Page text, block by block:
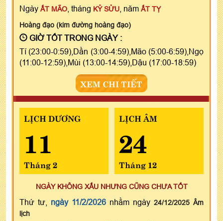
Ngày ẤT MÃO , tháng KỶ SỬU , năm ẤT TỴ
Hoàng đạo (kim đường hoàng đạo)
GIỜ TỐT TRONG NGÀY :
Tí (23:00-0:59),Dần (3:00-4:59),Mão (5:00-6:59),Ngọ
(11:00-12:59),Mùi (13:00-14:59),Dậu (17:00-18:59)
XEM CHI TIẾT
LỊCH DƯƠNG
11
Tháng 2
LỊCH ÂM
24
Tháng 12
NGÀY KHÔNG XẤU NHƯNG CŨNG CHƯA TỐT
Thứ tư, ngày 11/2/2026 nhằm ngày 24/12/2025 Âm
lịch